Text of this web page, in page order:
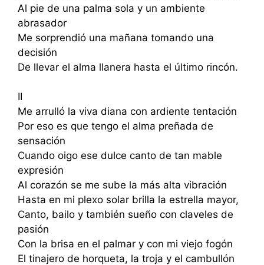
Al pie de una palma sola y un ambiente
abrasador
Me sorprendió una mañana tomando una
decisión
De llevar el alma llanera hasta el último rincón.
II
Me arrulló la viva diana con ardiente tentación
Por eso es que tengo el alma preñada de
sensación
Cuando oigo ese dulce canto de tan mable
expresión
Al corazón se me sube la más alta vibración
Hasta en mi plexo solar brilla la estrella mayor,
Canto, bailo y también sueño con claveles de
pasión
Con la brisa en el palmar y con mi viejo fogón
El tinajero de horqueta, la troja y el cambullón